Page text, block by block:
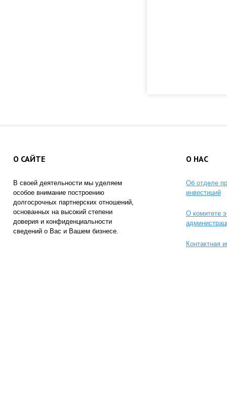
О САЙТЕ
В своей деятельности мы уделяем
особое внимание построению
долгосрочных партнерских отношений,
основанных на высокий степени
доверия и конфиденциальности
сведений о Вас и Вашем бизнесе.
О НАС
Об отделе
инвестиций
О комитете
Контактная